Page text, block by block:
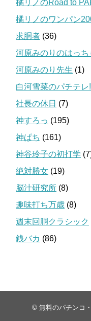
橘リノのRoad to
橘リノのワンパン
求胴者 (36)
河原みのりのはっち
河原みのり先生 (1)
白河雪菜のパチテ
社長の休日 (7)
神すろっ (195)
神ぱち (161)
神谷玲子の初打学
絶対勝女 (19)
脳汁研究所 (8)
趣味打ち万歳 (8)
週末回胴クラシック
銭バカ (86)
© 無料のパチンコ